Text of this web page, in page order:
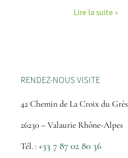
Lire la suite »
RENDEZ-NOUS VISITE
42 Chemin de La Croix du Grès
26230 – Valaurie Rhône-Alpes
Tél. :+33 7 87 02 80 36